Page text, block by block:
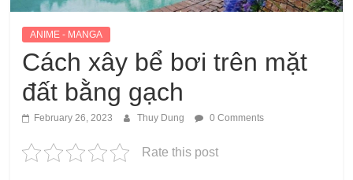
ANIME - MANGA
Cách xây bể bơi trên mặt
đất bằng gạch
February 26, 2023 Thuy Dung 0 Comments
Rate this post